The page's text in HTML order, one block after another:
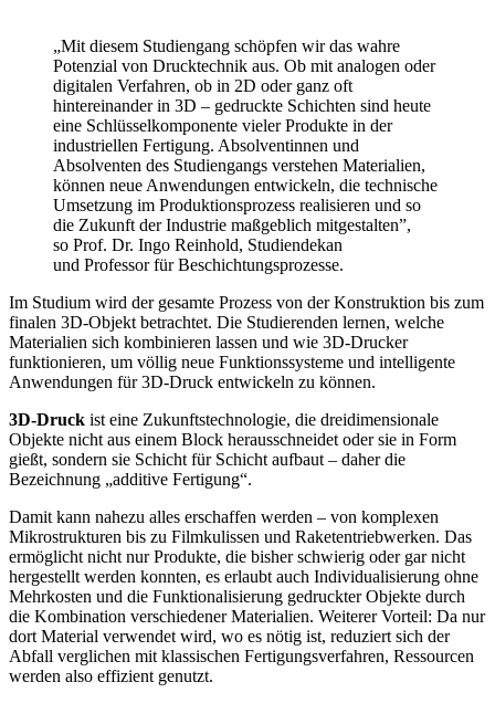
„Mit diesem Studiengang schöpfen wir das wahre
Potenzial von Drucktechnik aus. Ob mit analogen oder
digitalen Verfahren, ob in 2D oder ganz oft
hintereinander in 3D – gedruckte Schichten sind heute
eine Schlüsselkomponente vieler Produkte in der
industriellen Fertigung. Absolventinnen und
Absolventen des Studiengangs verstehen Materialien,
können neue Anwendungen entwickeln, die technische
Umsetzung im Produktionsprozess realisieren und so
die Zukunft der Industrie maßgeblich mitgestalten”,
so Prof. Dr. Ingo Reinhold, Studiendekan
und Professor für Beschichtungsprozesse.
Im Studium wird der gesamte Prozess von der Konstruktion bis zum
finalen 3D-Objekt betrachtet. Die Studierenden lernen, welche
Materialien sich kombinieren lassen und wie 3D-Drucker
funktionieren, um völlig neue Funktionssysteme und intelligente
Anwendungen für 3D-Druck entwickeln zu können.
3D-Druck ist eine Zukunftstechnologie, die dreidimensionale
Objekte nicht aus einem Block herausschneidet oder sie in Form
gießt, sondern sie Schicht für Schicht aufbaut – daher die
Bezeichnung „additive Fertigung“.
Damit kann nahezu alles erschaffen werden – von komplexen
Mikrostrukturen bis zu Filmkulissen und Raketentriebwerken. Das
ermöglicht nicht nur Produkte, die bisher schwierig oder gar nicht
hergestellt werden konnten, es erlaubt auch Individualisierung ohne
Mehrkosten und die Funktionalisierung gedruckter Objekte durch
die Kombination verschiedener Materialien. Weiterer Vorteil: Da nur
dort Material verwendet wird, wo es nötig ist, reduziert sich der
Abfall verglichen mit klassischen Fertigungsverfahren, Ressourcen
werden also effizient genutzt.